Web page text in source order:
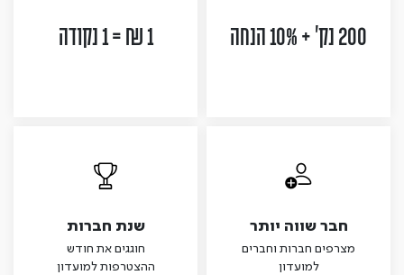
200 נק' + 10% הנחה 1 ₪ = 1 נקודה
חבר שווה יותר
מצרפים חברות וחברים
למועדון
שנת חברות
חוגגים את חודש
ההצטרפות למועדון